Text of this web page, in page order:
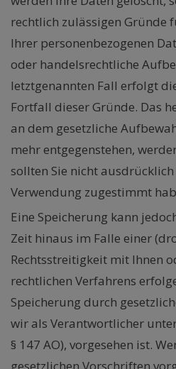
rechtlich zulässigen Gründe
Ihrer personenbezogenen
oder handelsrechtliche
letztgenannten Fall erfolgt
Fortfall dieser Gründe. Das
an dem gesetzliche
mehr entgegenstehen,
sollten Sie nicht
Verwendung zugestimmt
Eine Speicherung kann
Zeit hinaus im Falle einer
Rechtsstreitigkeit mit Ihnen
rechtlichen Verfahrens
Speicherung durch
wir als Verantwortlicher
§ 147 AO), vorgesehen ist.